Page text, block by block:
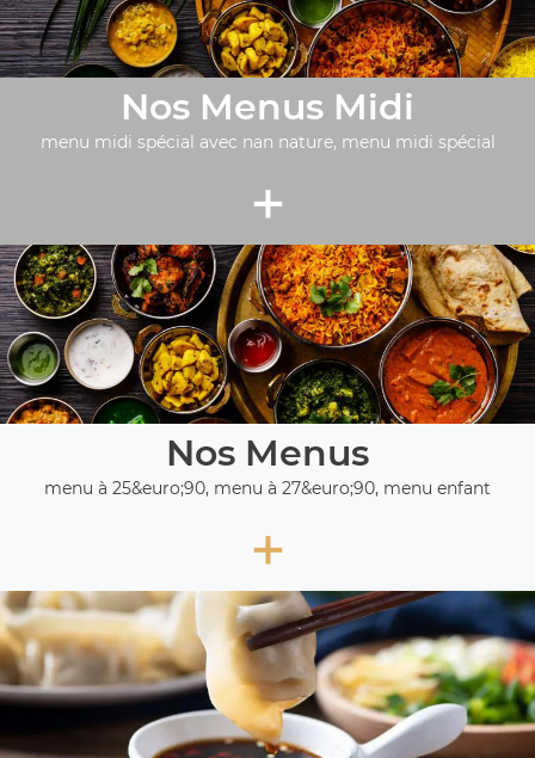
Nos Menus Midi
menu midi spécial avec nan nature, menu midi spécial
+
Nos Menus
menu à 25&euro;90, menu à 27&euro;90, menu enfant
+